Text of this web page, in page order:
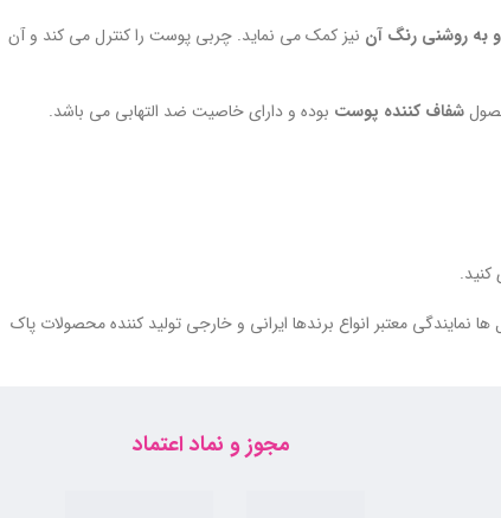
به روشنی رنگ آن نیز کمک می نماید. چربی پوست را کنترل می کند و آن
شفاف کننده پوست بوده و دارای خاصیت ضد التهابی می باشد.
کنید.
نمایندگی معتبر انواع برندها ایرانی و خارجی تولید کننده محصولات پاک
مجوز و نماد اعتماد